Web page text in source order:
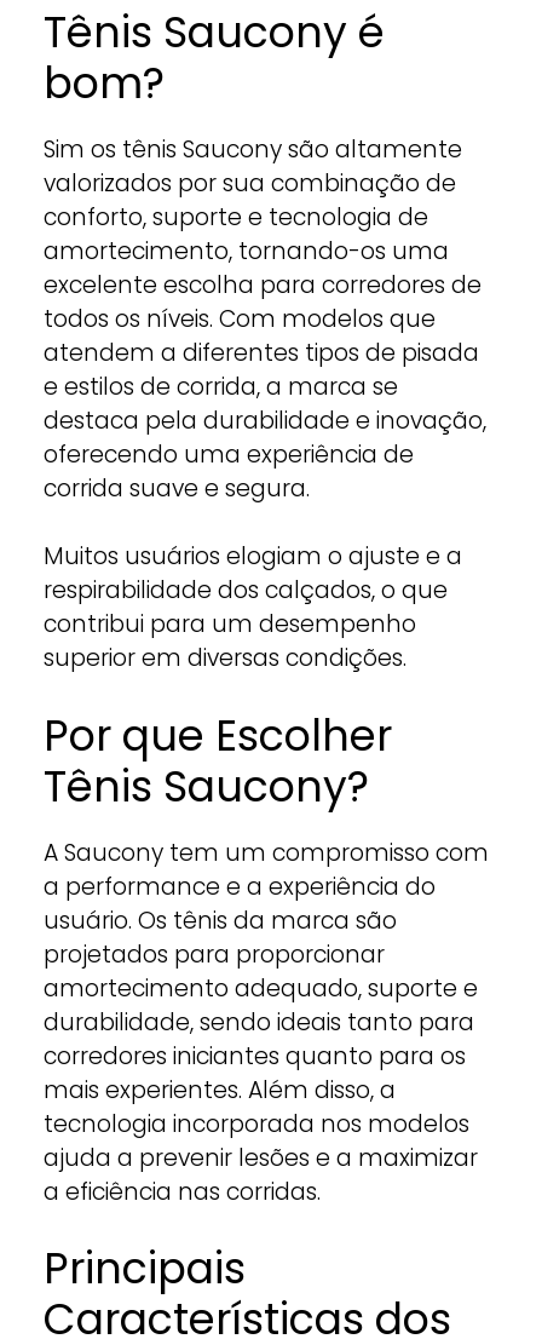
Tênis Saucony é
bom?
Sim os tênis Saucony são altamente
valorizados por sua combinação de
conforto, suporte e tecnologia de
amortecimento, tornando-os uma
excelente escolha para corredores de
todos os níveis. Com modelos que
atendem a diferentes tipos de pisada
e estilos de corrida, a marca se
destaca pela durabilidade e inovação,
oferecendo uma experiência de
corrida suave e segura.
Muitos usuários elogiam o ajuste e a
respirabilidade dos calçados, o que
contribui para um desempenho
superior em diversas condições.
Por que Escolher
Tênis Saucony?
A Saucony tem um compromisso com
a performance e a experiência do
usuário. Os tênis da marca são
projetados para proporcionar
amortecimento adequado, suporte e
durabilidade, sendo ideais tanto para
corredores iniciantes quanto para os
mais experientes. Além disso, a
tecnologia incorporada nos modelos
ajuda a prevenir lesões e a maximizar
a eficiência nas corridas.
Principais
Características dos